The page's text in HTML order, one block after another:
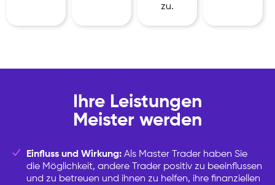
zu.
Ihre Leistungen
Meister werden
Einfluss und Wirkung: Als Master Trader haben Sie
die Möglichkeit, andere Trader positiv zu beeinflussen
und zu betreuen und ihnen zu helfen, ihre finanziellen